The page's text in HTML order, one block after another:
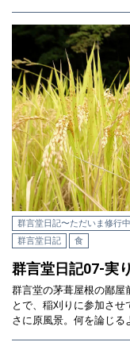
群言堂日記〜ただいま修行
群言堂日記
食
群言堂日記07-実
群言堂の茅葺屋根の鄙屋
とで、稲刈りに参加させ
さに原風景。何を論じる